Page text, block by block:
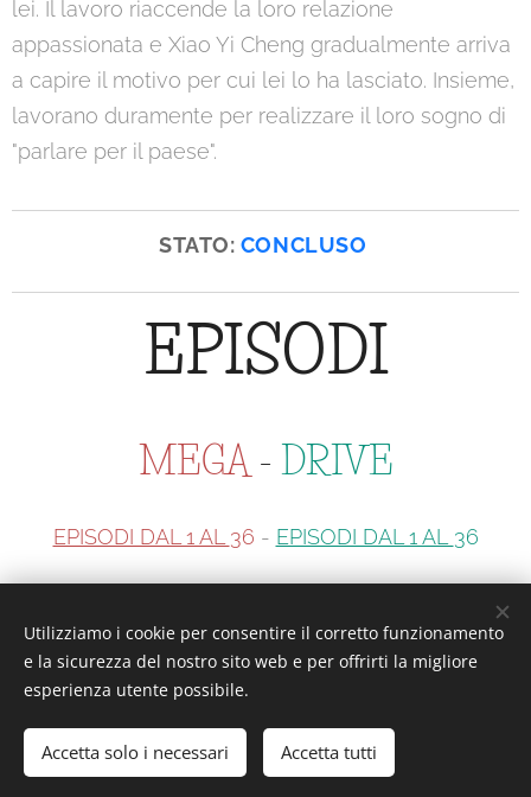
lei. Il lavoro riaccende la loro relazione
appassionata e Xiao Yi Cheng gradualmente arriva
a capire il motivo per cui lei lo ha lasciato. Insieme,
lavorano duramente per realizzare il loro sogno di
"parlare per il paese".
STATO: CONCLUSO
EPISODI
MEGA - DRIVE
EPISODI DAL 1 AL 36 - EPISODI DAL 1 AL 36
Interesting or Not?
Utilizziamo i cookie per consentire il corretto funzionamento
e la sicurezza del nostro sito web e per offrirti la migliore
esperienza utente possibile.
Accetta solo i necessari Accetta tutti